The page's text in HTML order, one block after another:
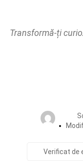
Transformă-ți
Verificat de